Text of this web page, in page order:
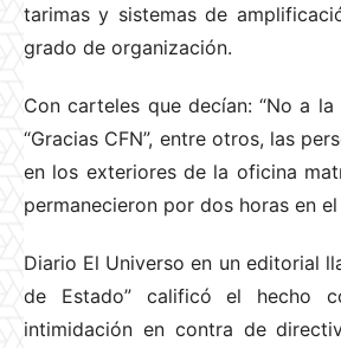
tarimas y sistemas de
grado de organización.
Con carteles que decían: “No a la
“Gracias CFN”, entre otros, las
en los exteriores de la oficina
permanecieron por dos horas en
Diario El Universo en un editorial
de Estado” calificó el hecho
intimidación en contra de